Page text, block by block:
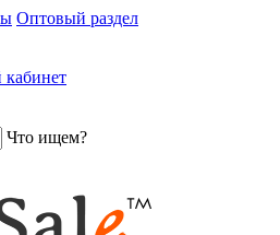
Оптовый раздел
Что ищем?